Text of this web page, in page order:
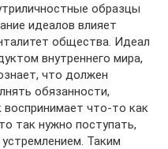
образцы
идеалов влияет
общества. Идеал
внутреннего мира,
что должен
обязанности,
воспринимает что-то как
так нужно поступать,
Таким